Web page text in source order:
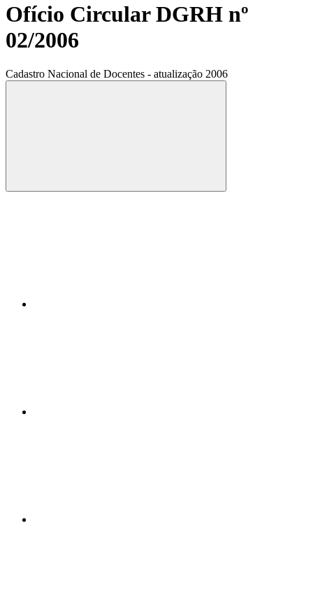
Ofício Circular DGRH nº
02/2006
Cadastro Nacional de Docentes - atualização 2006
Compartilhar